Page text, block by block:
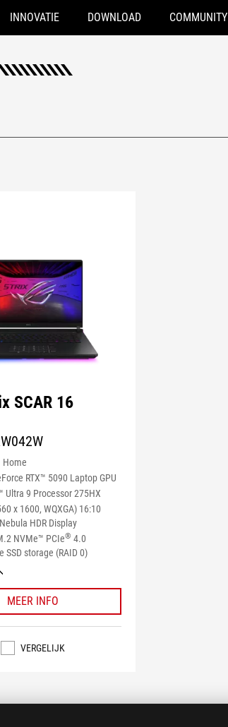
INNOVATIE DOWNLOAD COMMUNITY
SCAR 16
Home
RTX™ 5090 Laptop GPU
Ultra 9 Processor 275HX
x 1600, WQXGA) 16:10
HDR Display
NVMe™ PCIe® 4.0
SSD storage (RAID 0)
MEER INFO
VERGELIJK